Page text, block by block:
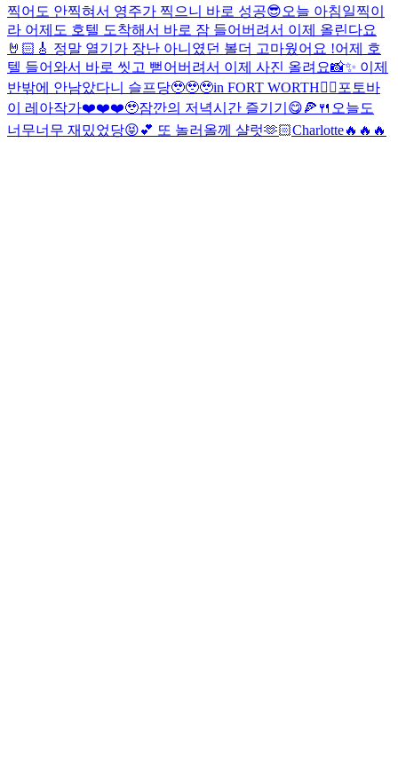
찍어도 안찍혀서 영주가 찍으니 바로 성공😎오늘 아침일찍이
라 어제도 호텔 도착해서 바로 잠 들어버려서 이제 올린다요
🤘🏻🎸 정말 열기가 장난 아니였던 볼더 고마웠어요 !어제 호
텔 들어와서 바로 씻고 뻗어버려서 이제 사진 올려요📸✨ 이제
반밖에 안남았다니 슬프당🥹🥹🥹in FORT WORTH❤️‍🔥 포토바
이 레아작가❤️❤️❤️🥹잠깐의 저녁시간 즐기기😋🍕🍴 오늘도
너무너무 재밌었당😝💕 또 놀러올께 샬럿🫶🏻Charlotte🔥🔥🔥